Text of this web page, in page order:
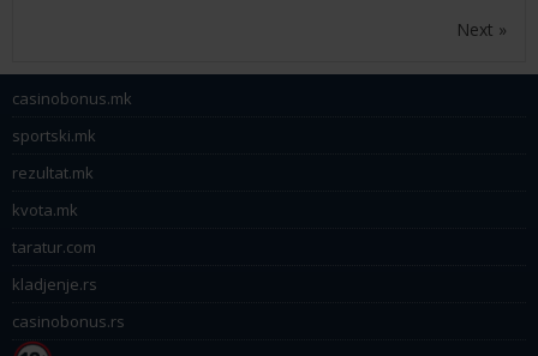
Next »
casinobonus.mk
sportski.mk
rezultat.mk
kvota.mk
taratur.com
kladjenje.rs
casinobonus.rs